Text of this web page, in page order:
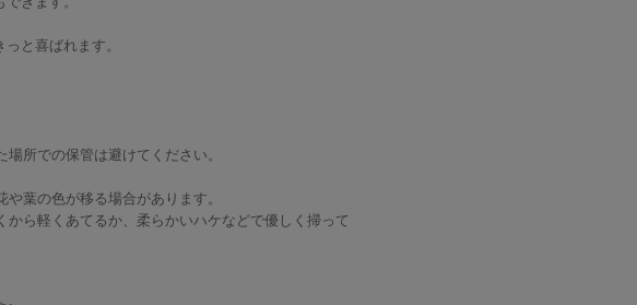
と喜ばれます。
所での保管は避けてください。
葉の色が移る場合があります。
ら軽くあてるか、柔らかいハケなどで優しく掃って